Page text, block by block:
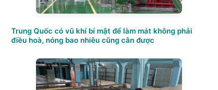
Trung Quốc có vũ khí bí mật để làm mát không phải
điều hoà, nóng bao nhiêu cũng cân được